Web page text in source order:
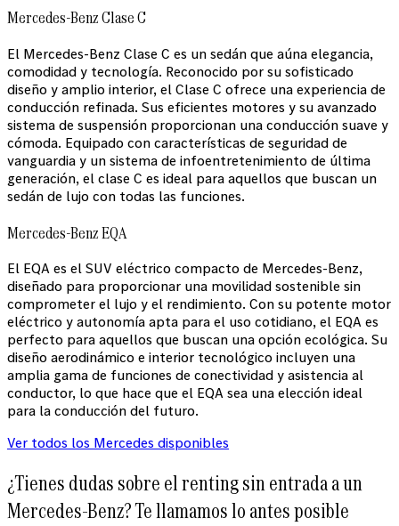
Mercedes-Benz Clase C
El Mercedes-Benz Clase C es un sedán que aúna elegancia,
comodidad y tecnología. Reconocido por su sofisticado
diseño y amplio interior, el Clase C ofrece una experiencia de
conducción refinada. Sus eficientes motores y su avanzado
sistema de suspensión proporcionan una conducción suave y
cómoda. Equipado con características de seguridad de
vanguardia y un sistema de infoentretenimiento de última
generación, el clase C es ideal para aquellos que buscan un
sedán de lujo con todas las funciones.
Mercedes-Benz EQA
El EQA es el SUV eléctrico compacto de Mercedes-Benz,
diseñado para proporcionar una movilidad sostenible sin
comprometer el lujo y el rendimiento. Con su potente motor
eléctrico y autonomía apta para el uso cotidiano, el EQA es
perfecto para aquellos que buscan una opción ecológica. Su
diseño aerodinámico e interior tecnológico incluyen una
amplia gama de funciones de conectividad y asistencia al
conductor, lo que hace que el EQA sea una elección ideal
para la conducción del futuro.
Ver todos los Mercedes disponibles
¿Tienes dudas sobre el renting sin entrada a un
Mercedes-Benz? Te llamamos lo antes posible